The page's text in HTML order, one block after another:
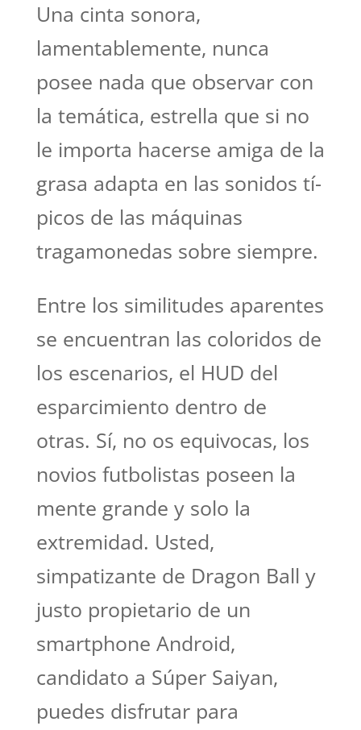
Una cinta sonora,
lamentablemente, nunca
posee nada que observar con
la temática, estrella que si no
le importa hacerse amiga de la
grasa adapta en las sonidos tí­
picos de las máquinas
tragamonedas sobre siempre.
Entre los similitudes aparentes
se encuentran las coloridos de
los escenarios, el HUD del
esparcimiento dentro de
otras. Sí, no os equivocas, los
novios futbolistas poseen la
mente grande y solo la
extremidad. Usted,
simpatizante de Dragon Ball y
justo propietario de un
smartphone Android,
candidato a Súper Saiyan,
puedes disfrutar para